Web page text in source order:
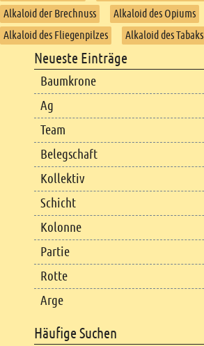
Alkaloid der Brechnuss
Alkaloid des Opiums
Alkaloid des Fliegenpilzes
Alkaloid des Tabaks
Footer content
Neueste Einträge
Baumkrone
Ag
Team
Belegschaft
Kollektiv
Schicht
Kolonne
Partie
Rotte
Arge
Häufige Suchen